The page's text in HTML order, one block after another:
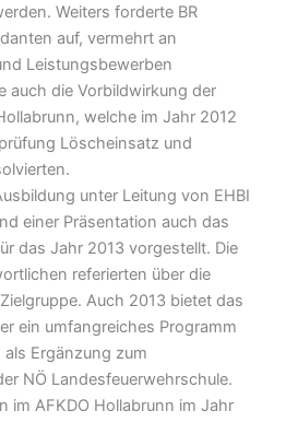
Weiters forderte BR
auf, vermehrt an
Leistungsbewerben
auch die Vorbildwirkung der
welche im Jahr 2012
Löscheinsatz und
unter Leitung von EHBI
einer Präsentation auch das
das Jahr 2013 vorgestellt. Die
referierten über die
Auch 2013 bietet das
ein umfangreiches Programm
Ergänzung zum
NÖ Landesfeuerwehrschule.
im AFKDO Hollabrunn im Jahr